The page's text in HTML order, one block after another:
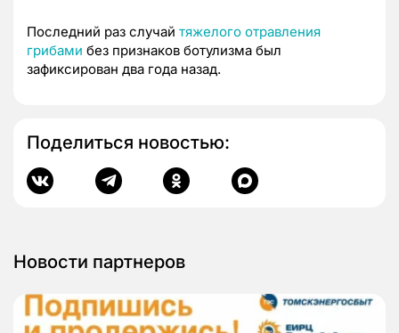
Последний раз случай тяжелого отравления
грибами без признаков ботулизма был
зафиксирован два года назад.
Поделиться новостью:
Новости партнеров